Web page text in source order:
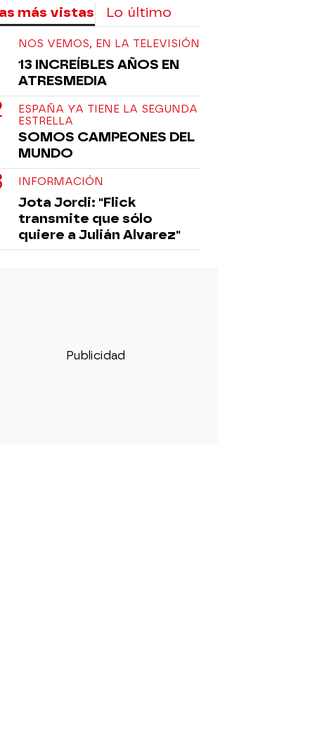
más vistas Lo último
NOS VEMOS, EN LA TELEVISIÓN
13 INCREÍBLES AÑOS EN
ATRESMEDIA
ESPAÑA YA TIENE LA SEGUNDA
ESTRELLA
SOMOS CAMPEONES DEL
MUNDO
INFORMACIÓN
Jota Jordi: "Flick
transmite que sólo
quiere a Julián Alvarez"